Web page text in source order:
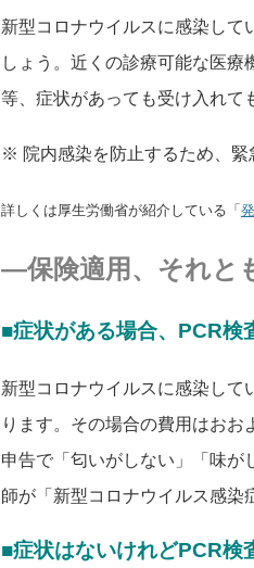
新型コロナウイルスに感染して
しょう。近くの診療可能な医療
等、症状があっても受け入れて
※ 院内感染を防止するため、緊
詳しくは厚生労働省が紹介している「
―保険適用、それと
■症状がある場合、PCR検
新型コロナウイルスに感染して
ります。その場合の費用はお
申告で「匂いがしない」「味が
師が「新型コロナウイルス感染
■症状はないけれどPCR検